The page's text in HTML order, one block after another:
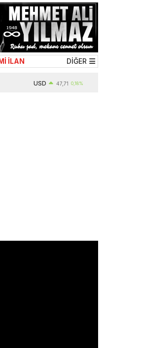
İLAN DİĞER
47,71 0,18%